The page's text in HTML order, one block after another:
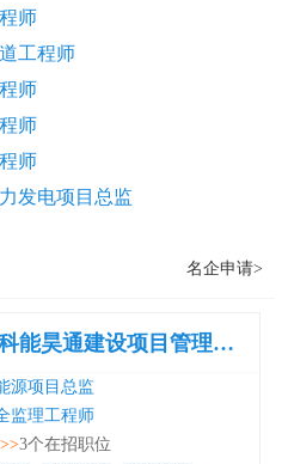
师
工程师
师
师
师
发电项目总监
名企申请>
山西科能昊通建设项目管理咨询有限公司
源项目总监
监理工程师
3个在招职位